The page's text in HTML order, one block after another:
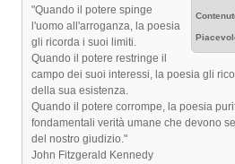
"Quando il potere spinge
l'uomo all'arroganza, la poesia
gli ricorda i suoi limiti.
Quando il potere restringe il
campo dei suoi interessi, la poesia gli
della sua esistenza.
Quando il potere corrompe, la poesia
fondamentali verità umane che devono
del nostro giudizio."
John Fitzgerald Kennedy